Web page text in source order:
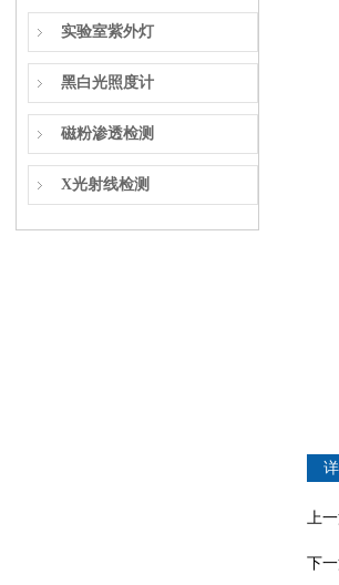
实验室紫外灯
黑白光照度计
磁粉渗透检测
X光射线检测
上
下